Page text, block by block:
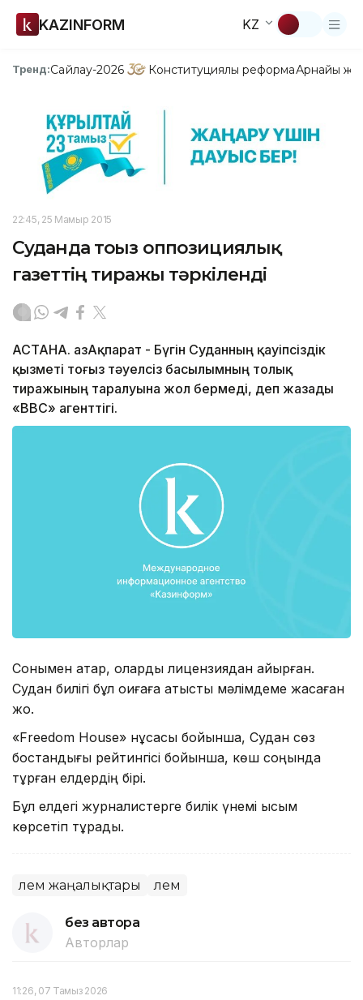
KAZINFORM KZ
Тренд:Сайлау-2026 Конституциялық реформаАрнайы
22:45, 25 Мамыр 2015
Суданда тоғыз оппозициялық
газеттің тиражы тәркіленді
АСТАНА. ҚазАқпарат - Бүгін Суданның қауіпсіздік
қызметі тоғыз тәуелсіз басылымның толық
тиражының таралуына жол бермеді, деп жазады
«ВВС» агенттігі.
Сонымен қатар, оларды лицензиядан айырған.
Судан билігі бұл оқиғаға қатысты мәлімдеме жасаған
жоқ.
«Freedom House» нұсқасы бойынша, Судан сөз
бостандығы рейтингісі бойынша, көш соңында
тұрған елдердің бірі.
Бұл елдегі журналистерге билік үнемі қысым
көрсетіп тұрады.
Әлем жаңалықтары Әлем
без автора
Авторлар
11:26, 07 Тамыз 2026